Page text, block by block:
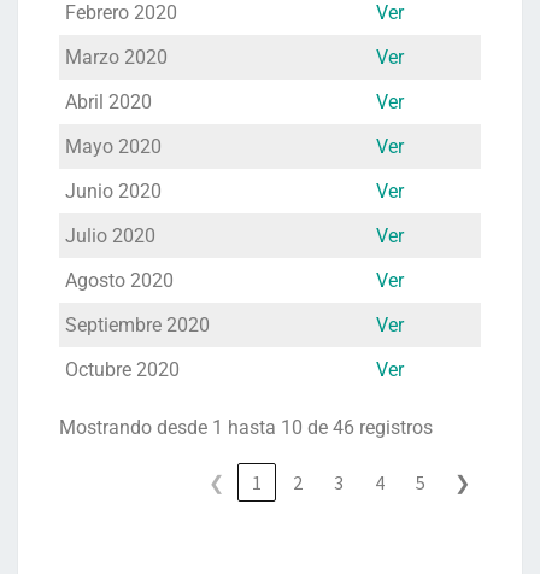
Febrero 2020
Ver
Marzo 2020
Ver
Abril 2020
Ver
Mayo 2020
Ver
Junio 2020
Ver
Julio 2020
Ver
Agosto 2020
Ver
Septiembre 2020
Ver
Octubre 2020
Ver
Mostrando desde 1 hasta 10 de 46 registros
❮ 1 2 3 4 5 ❯